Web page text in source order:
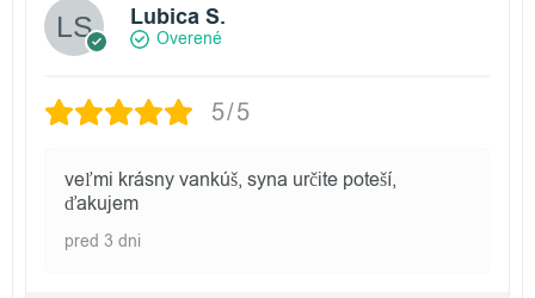
Lubica S.
Overené
5/5
veľmi krásny vankúš, syna určite poteší,
ďakujem
pred 3 dni